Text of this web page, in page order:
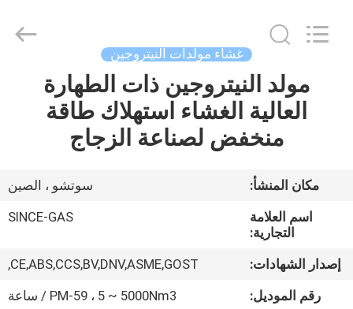
منتجات
معلومات
جولة
المصنع
Technology
Co.,Ltd.
غشاء مولدات النيتروجين
مولد النيتروجين ذات الطهارة
العالية الغشاء استهلاك طاقة
منخفض لصناعة الزجاج
مكان المنشأ:
سوتشو ، الصين
اسم العلامة
التجارية:
SINCE-GAS
إصدار الشهادات:
CE,ABS,CCS,BV,DNV,ASME,GOST,
رقم الموديل:
PM-59 ، 5 ~ 5000Nm3 / ساعة